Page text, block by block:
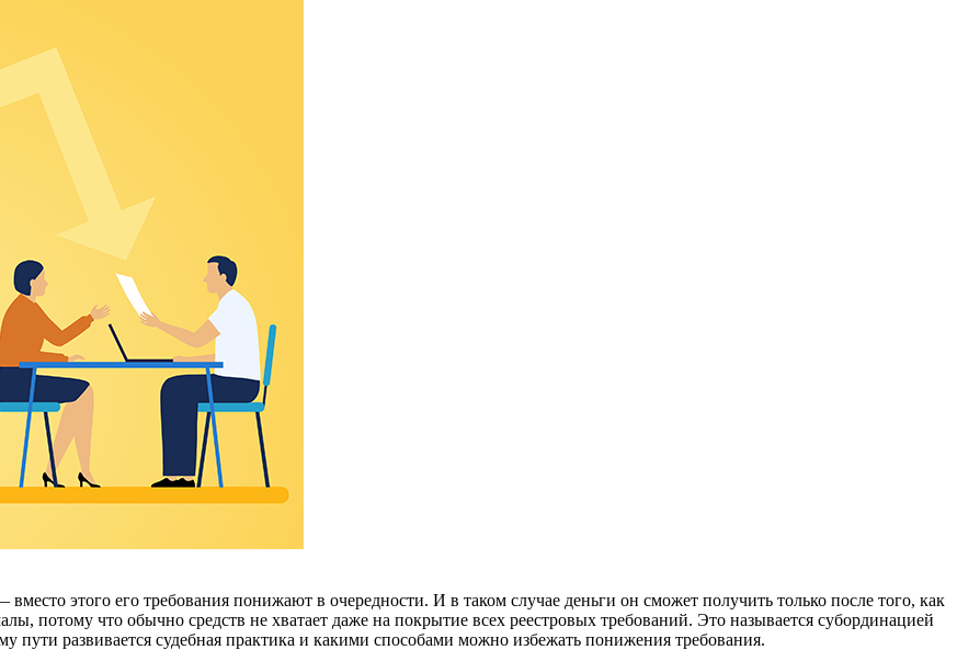
этого его требования понижают в очередности. И в таком случае деньги он сможет получить только после того, как
потому что обычно средств не хватает даже на покрытие всех реестровых требований. Это называется субординацией
пути развивается судебная практика и какими способами можно избежать понижения требования.